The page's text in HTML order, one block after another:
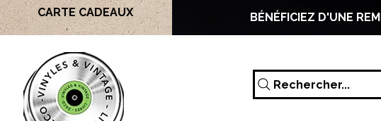
CARTE CADEAUX BÉNÉFICIEZ D'UNE
Rechercher...